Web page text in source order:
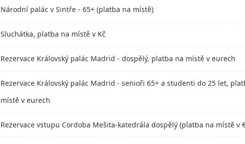
Národní palác v Sintře - 65+ (platba na místě)
Sluchátka, platba na místě v Kč
Rezervace Královský palác Madrid - dospělý, platba na místě v eurech
Rezervace Královský palác Madrid - senioři 65+ a studenti do 25 let,
místě v eurech
Rezervace vstupu Cordoba Mešita-katedrála dospělý (platba na místě v